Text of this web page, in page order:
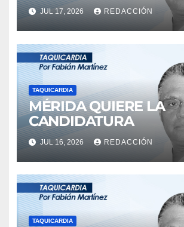
JUL 17, 2026 REDACCIÓN
TAQUICARDIA
MÉRIDA QUIERE LA
CANDIDATURA
JUL 16, 2026 REDACCIÓN
TAQUICARDIA